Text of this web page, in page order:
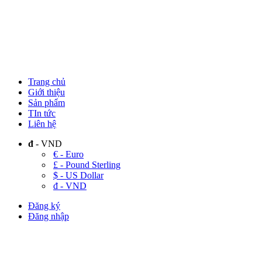
Trang chủ
Giới thiệu
Sản phẩm
TIn tức
Liên hệ
đ - VND
€ - Euro
£ - Pound Sterling
$ - US Dollar
đ - VND
Đăng ký
Đăng nhập